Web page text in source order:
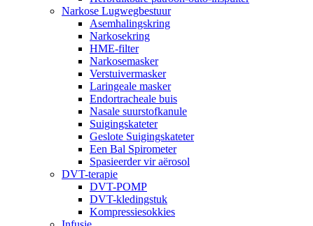
Narkose Lugwegbestuur
Asemhalingskring
Narkosekring
HME-filter
Narkosemasker
Verstuivermasker
Laringeale masker
Endortracheale buis
Nasale suurstofkanule
Suigingskateter
Geslote Suigingskateter
Een Bal Spirometer
Spasieerder vir aërosol
DVT-terapie
DVT-POMP
DVT-kledingstuk
Kompressiesokkies